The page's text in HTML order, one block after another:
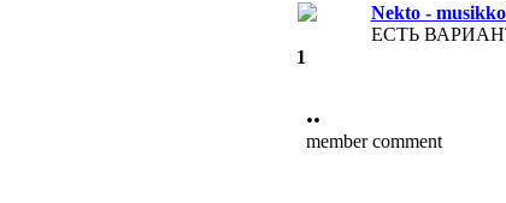
Nekto -
ЕСТЬ
1
••
member comment